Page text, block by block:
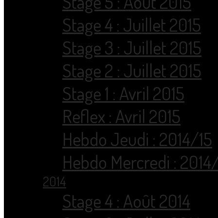
Stage 4 : Juillet 2015
Stage 3 : Juillet 2015
Stage 2 : Juillet 2015
Stage 1 : Avril 2015
Reflex : Avril 2015
Hebdo Jeudi : 2014/15
Hebdo Mercredi :
2014
Stage 4 : Août 2014